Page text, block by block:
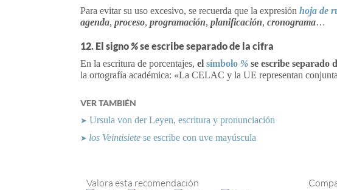
Para evitar su uso excesivo, se recuerda que la expresión hoja de
agenda, proceso, programación, planificación, cronograma…
12. El signo %se escribe separado de la cifra
En la escritura de porcentajes, el símbolo % se escribe separado
la ortografía académica: «La CELAC y la UE representan
VER TAMBIÉN
➤ Ursula von der Leyen, escritura y pronunciación
➤ los Veintisiete se escribe con uve mayúscula
Valora esta recomendación